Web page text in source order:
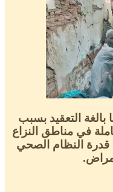
التعقيد بسبب
في مناطق النزاع
حد من قدرة النظام الصحي